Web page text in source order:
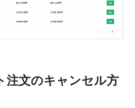
注文のキャンセル方